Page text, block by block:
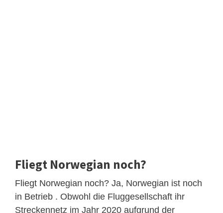
Fliegt Norwegian noch?
Fliegt Norwegian noch? Ja, Norwegian ist noch
in Betrieb . Obwohl die Fluggesellschaft ihr
Streckennetz im Jahr 2020 aufgrund der